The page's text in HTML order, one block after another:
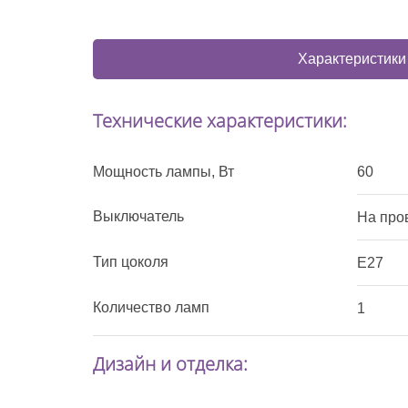
Характеристики
Технические характеристики:
Мощность лампы, Вт 60
Выключатель На
Тип цоколя E27
Количество ламп 1
Дизайн и отделка: